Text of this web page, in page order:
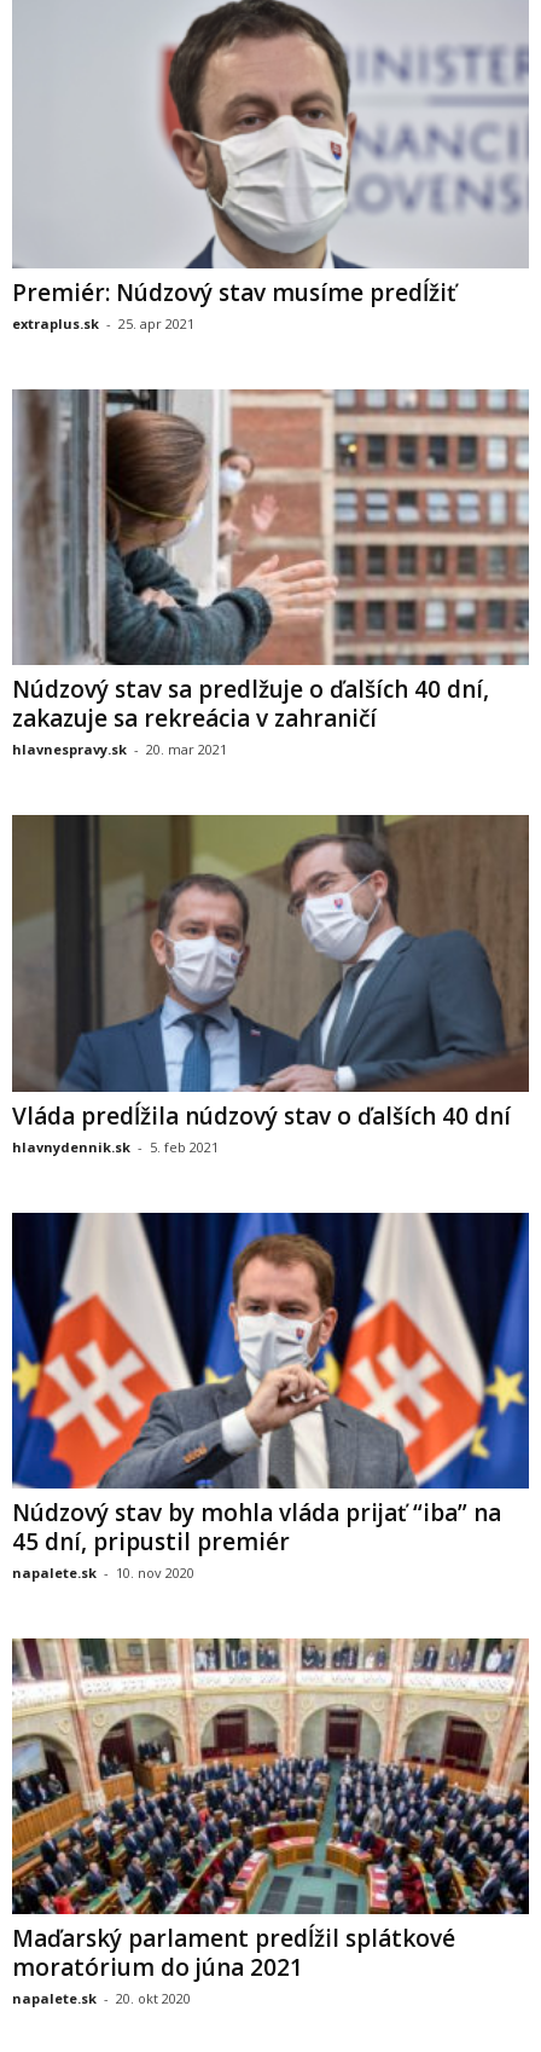
Premiér: Núdzový stav musíme predĺžiť
extraplus.sk - 25. apr 2021
Núdzový stav sa predlžuje o ďalších 40 dní,
zakazuje sa rekreácia v zahraničí
hlavnespravy.sk - 20. mar 2021
Vláda predĺžila núdzový stav o ďalších 40 dní
hlavnydennik.sk - 5. feb 2021
Núdzový stav by mohla vláda prijať “iba” na
45 dní, pripustil premiér
napalete.sk - 10. nov 2020
Maďarský parlament predĺžil splátkové
moratórium do júna 2021
napalete.sk - 20. okt 2020